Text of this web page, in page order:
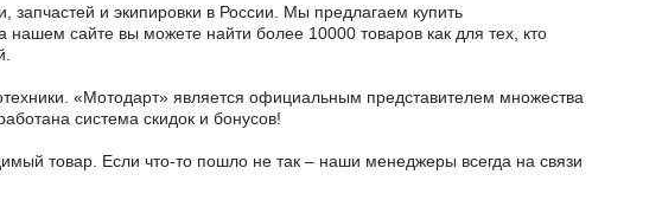
запчастей и экипировки в России. Мы предлагаем купить
сайте вы можете найти более 10000 товаров как для тех, кто
«Мотодарт» является официальным представителем множества
система скидок и бонусов!
товар. Если что-то пошло не так – наши менеджеры всегда на связи